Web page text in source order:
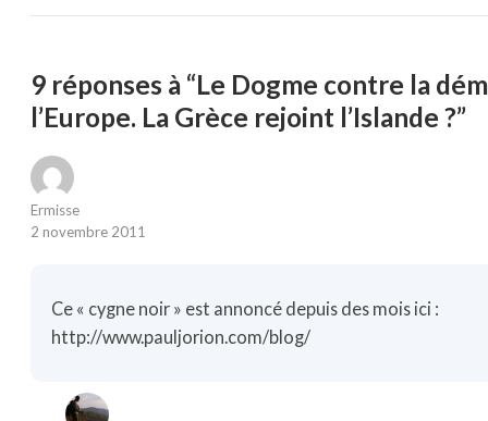
9 réponses à “Le Dogme contre la
l’Europe. La Grèce rejoint l’Islande ?”
Ermisse
2 novembre 2011
Ce « cygne noir » est annoncé depuis des mois ici :
http://www.pauljorion.com/blog/